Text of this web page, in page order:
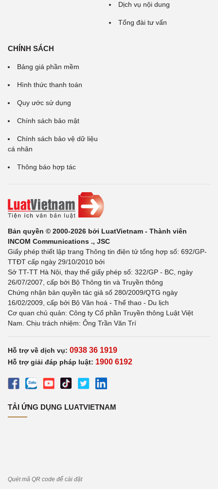
Dịch vụ nội dung
Tổng đài tư vấn
CHÍNH SÁCH
Bảng giá phần mềm
Hình thức thanh toán
Quy ước sử dụng
Chính sách bảo mật
Chính sách bảo vệ dữ liệu
cá nhân
Thông báo hợp tác
Bản quyền © 2000-2026 bởi LuatVietnam - Thành viên
INCOM Communications ., JSC
Giấy phép thiết lập trang Thông tin điện tử tổng hợp số: 692/GP-
TTĐT cấp ngày 29/10/2010 bởi
Sở TT-TT Hà Nội, thay thế giấy phép số: 322/GP - BC, ngày
26/07/2007, cấp bởi Bộ Thông tin và Truyền thông
Chứng nhận bản quyền tác giả số 280/2009/QTG ngày
16/02/2009, cấp bởi Bộ Văn hoá - Thể thao - Du lịch
Cơ quan chủ quản: Công ty Cổ phần Truyền thông Luật Việt
Nam. Chịu trách nhiệm: Ông Trần Văn Trí
Hỗ trợ về dịch vụ: 0938 36 1919
Hỗ trợ giải đáp pháp luật: 1900 6192
TẢI ỨNG DỤNG LUATVIETNAM
Quét mã QR code để cài đặt